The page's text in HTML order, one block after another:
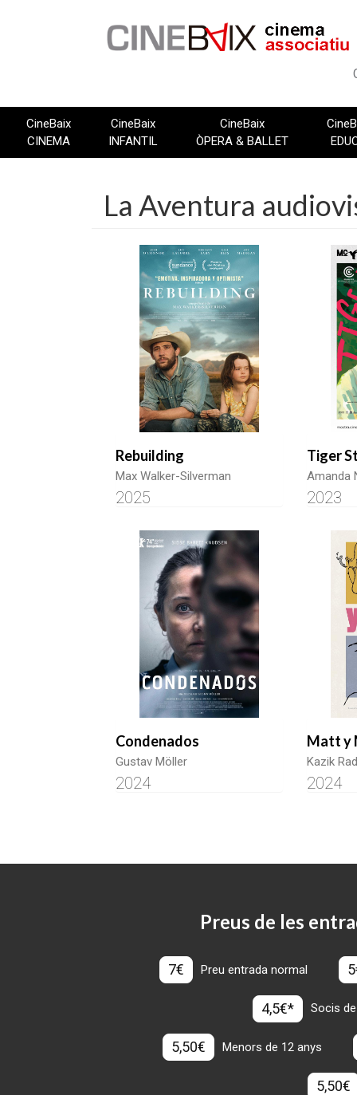
CineBaix
CINEMA
CineBaix
INFANTIL
CineBaix
ÒPERA & BALLET
La Aventura
Rebuilding
Max Walker-Silverman
2025
Tiger
Amanda
2023
Condenados
Gustav Möller
2024
Matt y
Kazik
2024
Preus de les
7€ Preu entrada normal
4,5€* Socis
5,50€ Menors de 12 anys
5,50€